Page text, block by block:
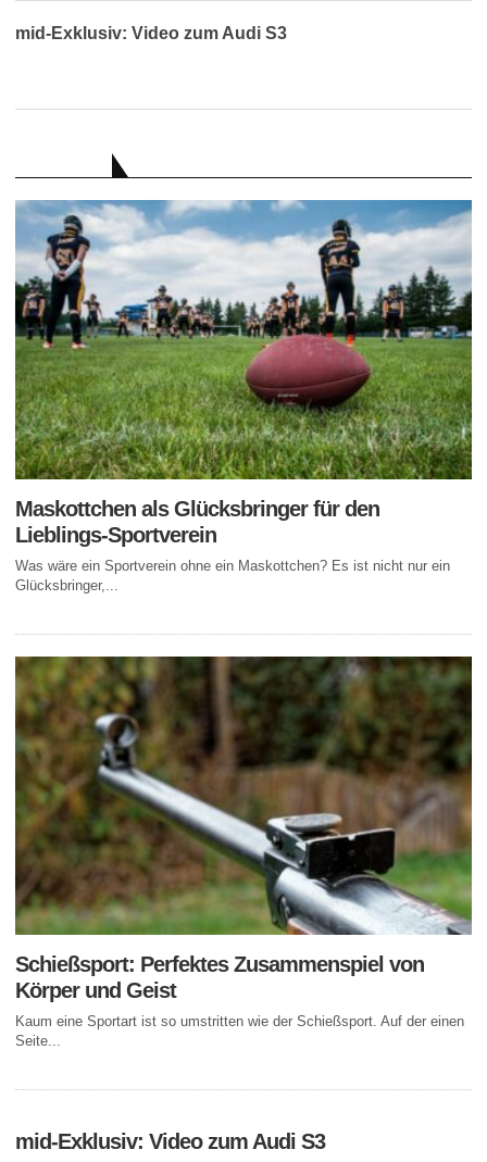
mid-Exklusiv: Video zum Audi S3
Maskottchen als Glücksbringer für den
Lieblings-Sportverein
Was wäre ein Sportverein ohne ein Maskottchen? Es ist nicht nur ein
Glücksbringer,...
Schießsport: Perfektes Zusammenspiel von
Körper und Geist
Kaum eine Sportart ist so umstritten wie der Schießsport. Auf der einen
Seite...
mid-Exklusiv: Video zum Audi S3